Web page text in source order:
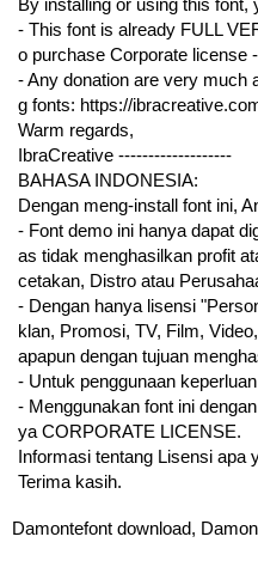
By installing or using this font,
- This font is already FULL
o purchase Corporate license
- Any donation are very much
g fonts: https://
Warm regards,
IbraCreative -------------------
BAHASA INDONESIA:
Dengan meng-install font ini,
- Font demo ini hanya dapat
as tidak menghasilkan profit
cetakan, Distro atau
- Dengan hanya lisensi
klan, Promosi, TV, Film,
apapun dengan tujuan
- Untuk penggunaan
- Menggunakan font ini
ya CORPORATE LICENSE.
Informasi tentang Lisensi apa
Terima kasih.
Damontefont download,